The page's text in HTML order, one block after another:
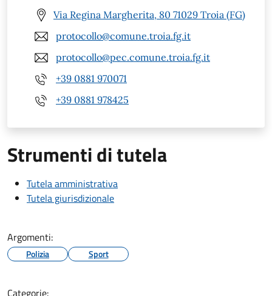
Via Regina Margherita, 80 71029 Troia (FG)
protocollo@comune.troia.fg.it
protocollo@pec.comune.troia.fg.it
+39 0881 970071
+39 0881 978425
Strumenti di tutela
Tutela amministrativa
Tutela giurisdizionale
Argomenti:
Polizia Sport
Categorie: